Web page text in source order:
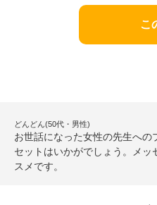
こ
どんどん(50代・男性)
お世話になった女性の先生へ
セットはいかがでしょう。メ
スメです。